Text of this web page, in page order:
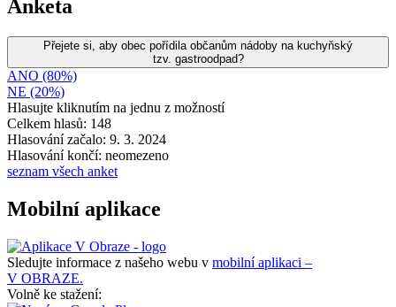
Anketa
Přejete si, aby obec pořídila občanům nádoby na kuchyňský
tzv. gastroodpad?
ANO (80%)
NE (20%)
Hlasujte kliknutím na jednu z možností
Celkem hlasů: 148
Hlasování začalo: 9. 3. 2024
Hlasování končí: neomezeno
seznam všech anket
Mobilní aplikace
Sledujte informace z našeho webu v mobilní aplikaci –
V OBRAZE.
Volně ke stažení: